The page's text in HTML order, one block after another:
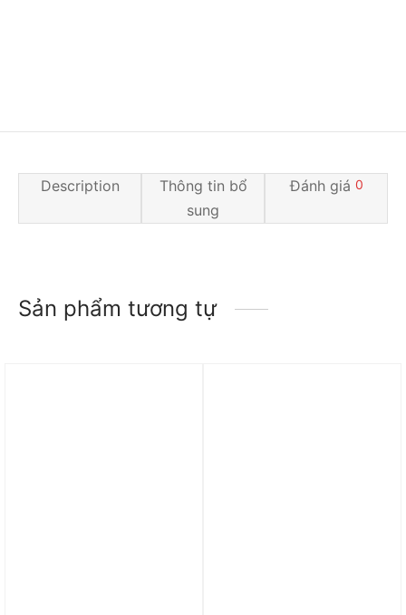
Description
Thông tin bổ
sung
Đánh giá 0
Sản phẩm tương tự